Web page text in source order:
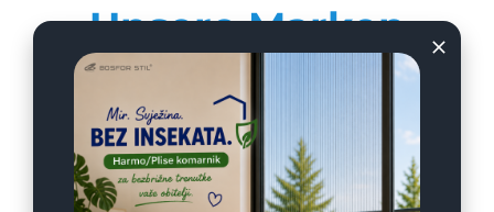
Unsere Marken
Unsere Marken stehen weltweit für Qualität,
Innovation und Zuverlässigkeit und schaffen
durch überlegene Produkte und die Werte,
die uns verbinden, das Vertrauen von Kunden